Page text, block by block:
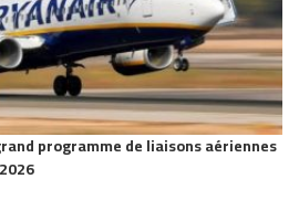
programme de liaisons aériennes